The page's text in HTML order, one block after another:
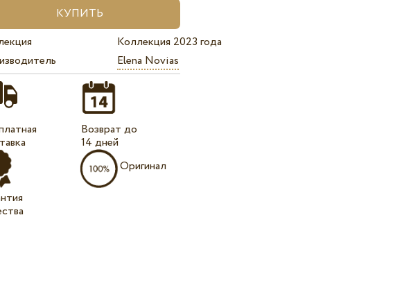
Коллекция 2023 года
Elena Novias
Возврат до
14 дней
Оригинал